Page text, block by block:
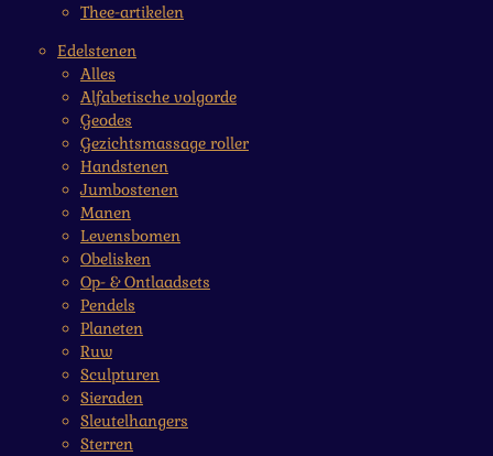
Thee-artikelen
Edelstenen
Alles
Alfabetische volgorde
Geodes
Gezichtsmassage roller
Handstenen
Jumbostenen
Manen
Levensbomen
Obelisken
Op- & Ontlaadsets
Pendels
Planeten
Ruw
Sculpturen
Sieraden
Sleutelhangers
Sterren